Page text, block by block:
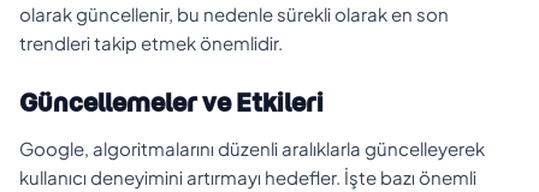
olarak güncellenir, bu nedenle sürekli olarak en son
trendleri takip etmek önemlidir.
Güncellemeler ve Etkileri
Google, algoritmalarını düzenli aralıklarla güncelleyerek
kullanıcı deneyimini artırmayı hedefler. İşte bazı önemli